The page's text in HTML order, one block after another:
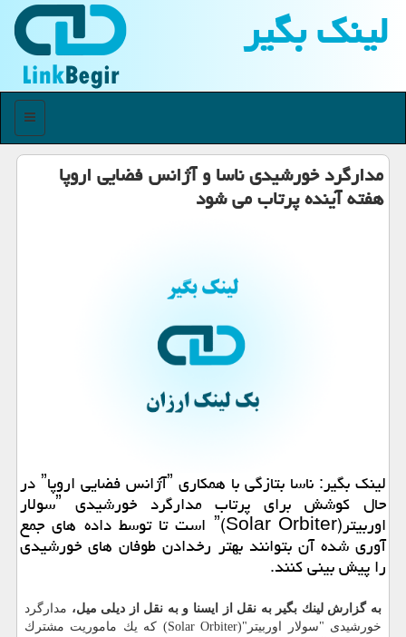
لینك بگیر
منو
مدارگرد خورشیدی ناسا و آژانس فضایی اروپا
هفته آینده پرتاب می شود
لینك بگیر: ناسا بتازگی با همكاری ˮآژانس فضایی اروپاˮ در
حال كوشش برای پرتاب مدارگرد خورشیدی ˮسولار
اوربیترˮ(Solar Orbiter) است تا توسط داده های جمع
آوری شده آن بتوانند بهتر رخدادن طوفان های خورشیدی
را پیش بینی كنند.
به گزارش لینك بگیر به نقل از ایسنا و به نقل از دیلی میل، مدارگرد
خورشیدی "سولار اوربیتر"(Solar Orbiter) كه یك ماموریت مشترك